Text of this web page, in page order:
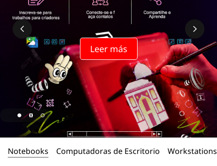
Leer más
Notebooks Computadoras de Escritorio Workstations